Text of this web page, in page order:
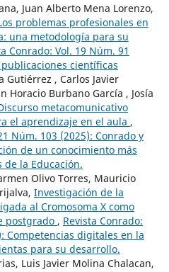
Juan Alberto Mena Lorenzo,
problemas profesionales en
una metodología para su
Conrado: Vol. 19 Núm. 91
científicas
Gutiérrez , Carlos Javier
Horacio Burbano García , Josía
metacomunicativo
el aprendizaje en el aula ,
Núm. 103 (2025): Conrado y
de un conocimiento más
de la Educación.
Olivo Torres, Mauricio
Investigación de la
al Cromosoma X como
postgrado , Revista Conrado:
Competencias digitales en la
para su desarrollo.
Luis Javier Molina Chalacan,